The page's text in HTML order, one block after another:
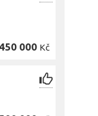
000 Kč